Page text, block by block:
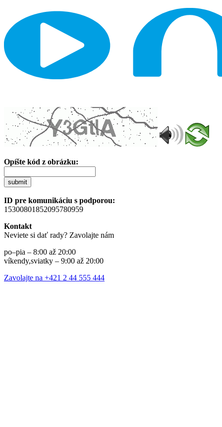
Opíšte kód z obrázku:
submit
ID pre komunikáciu s podporou:
15300801852095780959
Kontakt
Neviete si dať rady? Zavolajte nám
po–pia – 8:00 až 20:00
víkendy,sviatky – 9:00 až 20:00
Zavolajte na +421 2 44 555 444